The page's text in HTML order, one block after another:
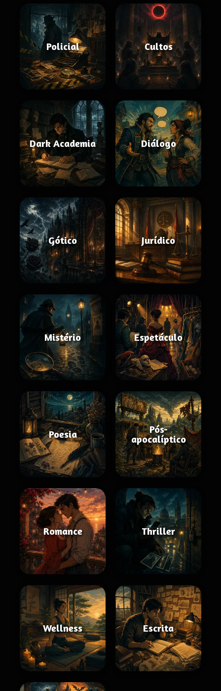
Policial Cultos
Dark Academia Diálogo
Gótico Jurídico
Mistério Espetáculo
Poesia
Pós-
apocalíptico
Romance Thriller
Wellness Escrita